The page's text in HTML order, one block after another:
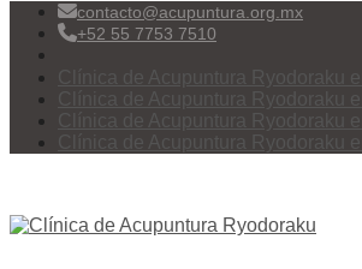
contacto@acupuntura.org.mx
+52 55 7753 7510
Clínica de Acupuntura Ryodoraku
Clínica de Acupuntura Ryodoraku
Clínica de Acupuntura Ryodoraku
Clínica de Acupuntura Ryodoraku